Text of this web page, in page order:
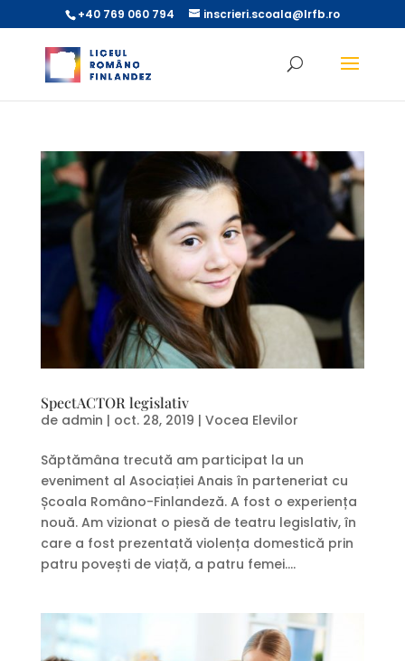
+40 769 060 794 inscrieri.scoala@lrfb.ro
SpectACTOR legislativ
de admin | oct. 28, 2019 | Vocea Elevilor
Săptămâna trecută am participat la un
eveniment al Asociației Anais în parteneriat cu
Școala Româno-Finlandeză. A fost o experiența
nouă. Am vizionat o piesă de teatru legislativ, în
care a fost prezentată violența domestică prin
patru povești de viață, a patru femei....